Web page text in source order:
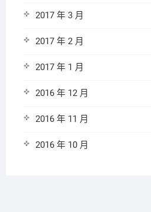
2017 年 3 月
2017 年 2 月
2017 年 1 月
2016 年 12 月
2016 年 11 月
2016 年 10 月